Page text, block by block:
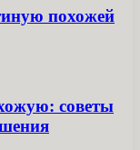
похожей
советы